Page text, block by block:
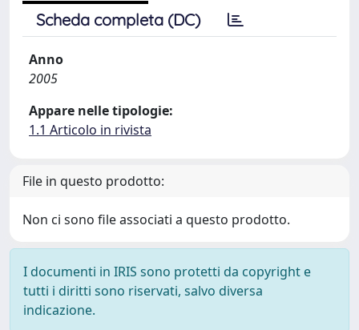
Scheda completa (DC)
Anno
2005
Appare nelle tipologie:
1.1 Articolo in rivista
File in questo prodotto:
Non ci sono file associati a questo prodotto.
I documenti in IRIS sono protetti da copyright e
tutti i diritti sono riservati, salvo diversa
indicazione.